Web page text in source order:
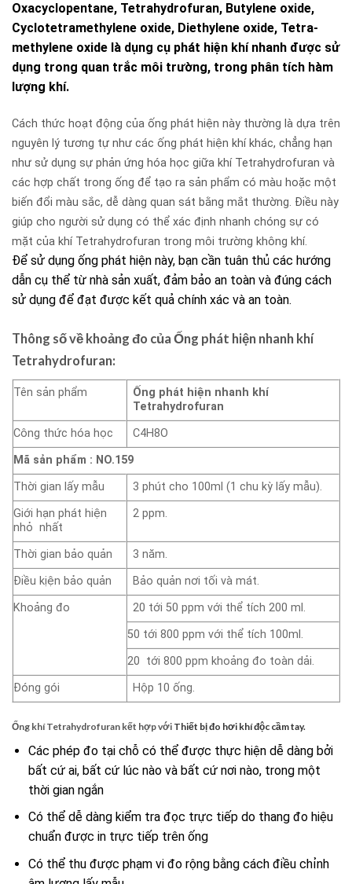
Oxacyclopentane, Tetrahydrofuran, Butylene oxide,
Cyclotetramethylene oxide, Diethylene oxide, Tetra-
methylene oxide là dụng cụ phát hiện khí nhanh được sử
dụng trong quan trắc môi trường, trong phân tích hàm
lượng khí.
Cách thức hoạt động của ống phát hiện này thường là dựa trên
nguyên lý tương tự như các ống phát hiện khí khác, chẳng hạn
như sử dụng sự phản ứng hóa học giữa khí Tetrahydrofuran và
các hợp chất trong ống để tạo ra sản phẩm có màu hoặc một
biến đổi màu sắc, dễ dàng quan sát bằng mắt thường. Điều này
giúp cho người sử dụng có thể xác định nhanh chóng sự có
mặt của khí Tetrahydrofuran trong môi trường không khí.
Để sử dụng ống phát hiện này, bạn cần tuân thủ các hướng
dẫn cụ thể từ nhà sản xuất, đảm bảo an toàn và đúng cách
sử dụng để đạt được kết quả chính xác và an toàn.
Thông số về khoảng đo của Ống phát hiện nhanh khí
Tetrahydrofuran:
Tên sản phẩm
Ống phát hiện nhanh khí
Tetrahydrofuran
Công thức hóa học
C4H8O
Mã sản phẩm : NO.159
Thời gian lấy mẫu
3 phút cho 100ml (1 chu kỳ lấy mẫu).
Giới hạn phát hiện
nhỏ nhất
2 ppm.
Thời gian bảo quản
3 năm.
Điều kịện bảo quản
Bảo quản nơi tối và mát.
Khoảng đo
20 tới 50 ppm với thể tích 200 ml.
50 tới 800 ppm với thể tích 100ml.
20 tới 800 ppm khoảng đo toàn dải.
Đóng gói
Hộp 10 ống.
Ống khí Tetrahydrofuran kết hợp với Thiết bị đo hơi khí độc cầm tay.
Các phép đo tại chỗ có thể được thực hiện dễ dàng bởi
bất cứ ai, bất cứ lúc nào và bất cứ nơi nào, trong một
thời gian ngắn
Có thể dễ dàng kiểm tra đọc trực tiếp do thang đo hiệu
chuẩn được in trực tiếp trên ống
Có thể thu được phạm vi đo rộng bằng cách điều chỉnh